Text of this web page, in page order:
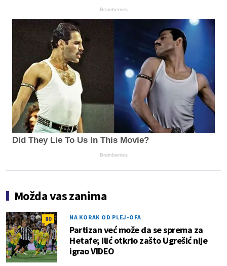
Brainberries
Did They Lie To Us In This Movie?
Brainberries
Možda vas zanima
80 NA KORAK OD PLEJ-OFA
Partizan već može da se sprema za
Hetafe; Ilić otkrio zašto Ugrešić nije
igrao VIDEO